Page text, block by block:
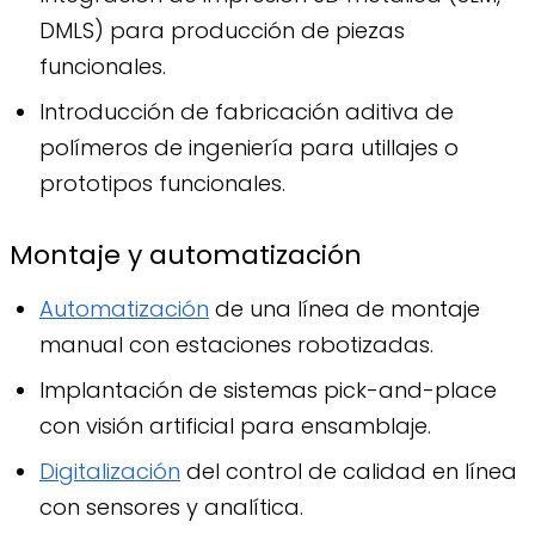
DMLS) para producción de piezas
funcionales.
Introducción de fabricación aditiva de
polímeros de ingeniería para utillajes o
prototipos funcionales.
Montaje y automatización
Automatización de una línea de montaje
manual con estaciones robotizadas.
Implantación de sistemas pick-and-place
con visión artificial para ensamblaje.
Digitalización del control de calidad en línea
con sensores y analítica.